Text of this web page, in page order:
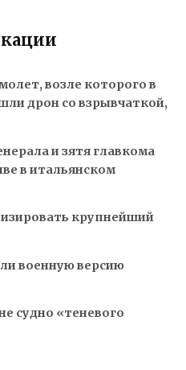
возле которого в
дрон со взрывчаткой,
и зятя главкома
в итальянском
крупнейший
военную версию
судно «теневого